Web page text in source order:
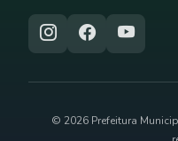
© 2026 Prefeitura